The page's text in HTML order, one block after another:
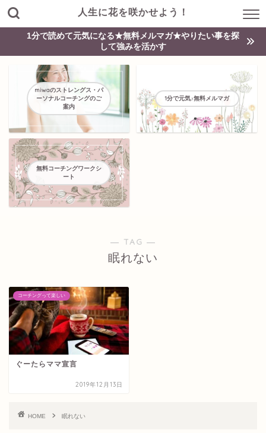
人生に花を咲かせよう！
1分で読めて元気になる★無料メルマガ★やりたい事を探
して強みを活かす
miwaのストレングス・パ
ーソナルコーチングのご
案内
1分で元気♪無料メルマガ
無料コーチングワークシ
ート
― TAG ―
眠れない
コーチングって楽しい
ぐーたらママ宣言
2019年12月13日
HOME 眠れない